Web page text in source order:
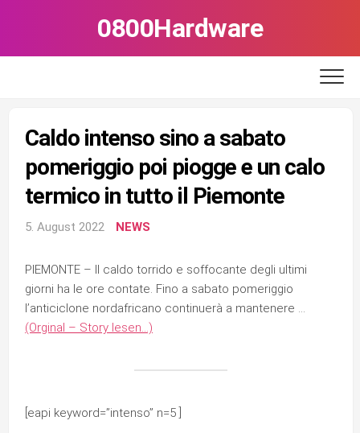
0800Hardware
Caldo intenso sino a sabato
pomeriggio poi piogge e un calo
termico in tutto il Piemonte
5. August 2022 NEWS
PIEMONTE – Il caldo torrido e soffocante degli ultimi
giorni ha le ore contate. Fino a sabato pomeriggio
l’anticiclone nordafricano continuerà a mantenere …
(Orginal – Story lesen…)
[eapi keyword=”intenso” n=5 ]